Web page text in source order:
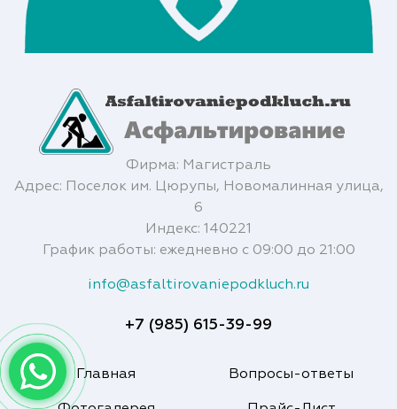
Фирма: Магистраль
Адрес: Поселок им. Цюрупы, Новомалинная улица,
6
Индекс: 140221
График работы: ежедневно с 09:00 до 21:00
info@asfaltirovaniepodkluch.ru
+7 (985) 615-39-99
Главная Вопросы-ответы